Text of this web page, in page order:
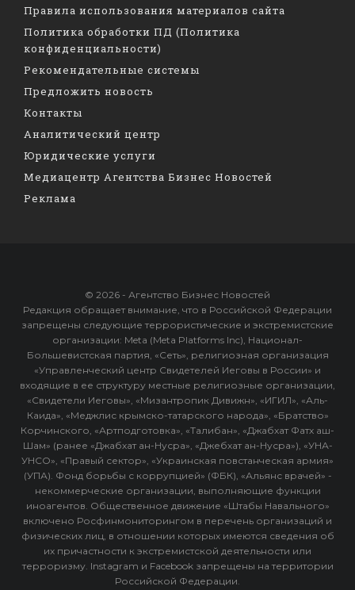
Правила использования материалов сайта
Политика обработки ПД (Политика
конфиденциальности)
Рекомендательные системы
Предложить новость
Контакты
Аналитический центр
Юридические услуги
Медиацентр Агентства Бизнес Новостей
Реклама
© 2026 - Агентство Бизнес Новостей
Редакция обращает внимание, что в Российской Федерации
запрещены следующие террористические и экстремистские
организации: Meta (Meta Platforms Inc), Национал-
Большевистская партия, «Сеть», религиозная организация
«Управленческий центр Свидетелей Иеговы в России» и
входящие в ее структуру местные религиозные организации,
«Свидетели Иеговы», «Мизантропик Дивижн», «ИГИЛ», «Аль-
Каида», «Меджлис крымско-татарского народа», «Братство»
Корчинского, «Артподготовка», «Талибан», «Джабхат Фатх аш-
Шам» (ранее «Джабхат ан-Нусра», «Джебхат ан-Нусра»), «УНА-
УНСО», «Правый сектор», «Украинская повстанческая армия»
(УПА). Фонд борьбы с коррупцией» (ФБК), «Альянс врачей» -
некоммерческие организации, выполняющие функции
иноагентов. Общественное движение «Штабы Навального»
включено Росфинмониторингом в перечень организаций и
физических лиц, в отношении которых имеются сведения об
их причастности к экстремистской деятельности или
терроризму. Instagram и Facebook запрещены на территории
Российской Федерации.